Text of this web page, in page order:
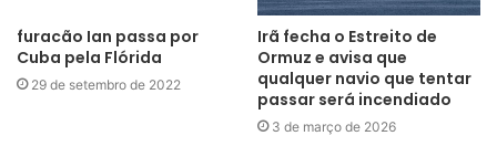
Irã fecha o Estreito de
Ormuz e avisa que
qualquer navio que tentar
passar será incendiado
3 de março de 2026